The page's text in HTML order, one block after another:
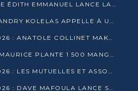
MAKOUA : DELPHINE ÉDITH EMMANUEL LANCE LA CAMPAGNE POUR DENIS SASSOU-N’GUESSO
À MAKÉLÉKÉLÉ 1, LANDRY KOLELAS APPELLE À UNE MOBILISATION MASSIVE EN FAVEUR DE DENIS SASSOU-N’GUESSO
PRÉSIDENTIELLE 2026 : ANATOLE COLLINET MAKOSSO DÉFEND LE PROJET DE SOCIÉTÉ DE DENIS SASSOU NGUESSO
ENVIRONNEMENT : MAURICE PLANTE 1 500 MANGROVES POUR HONORER WANGARI MAATHAI
PRÉSIDENTIELLE 2026 : LES MUTUELLES ET ASSOCIATIONS S’IMPLIQUENT DANS LA CAMPAGNE ÉLECTORALE À TIÉ-TIÉ 2 (POINTE-NOIRE)
PRÉSIDENTIELLE 2026 : DAVE MAFOULA LANCE SA « VAGUE DU NOUVEAU DÉPART » À IMPFONDO